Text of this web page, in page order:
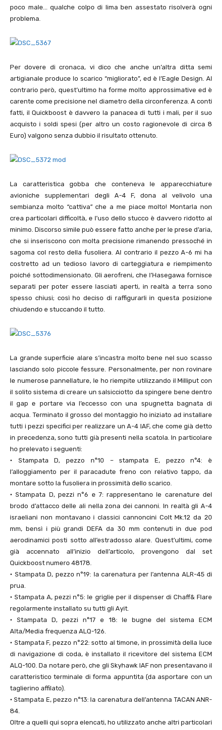
poco male… qualche colpo di lima ben assestato risolverà ogni
problema.
Per dovere di cronaca, vi dico che anche un’altra ditta semi
artigianale produce lo scarico “migliorato”, ed è l’Eagle Design. Al
contrario però, quest’ultimo ha forme molto approssimative ed è
carente come precisione nel diametro della circonferenza. A conti
fatti, il Quickboost è davvero la panacea di tutti i mali, per il suo
acquisto i soldi spesi (per altro un costo ragionevole di circa 8
Euro) valgono senza dubbio il risultato ottenuto.
La caratteristica gobba che conteneva le apparecchiature
avioniche supplementari degli A-4F, dona al velivolo una
sembianza molto “cattiva” che a me piace molto! Montarla non
crea particolari difficoltà, e l’uso dello stucco è davvero ridotto al
minimo. Discorso simile può essere fatto anche per le prese d’aria,
che si inseriscono con molta precisione rimanendo pressoché in
sagoma col resto della fusoliera. Al contrario il pezzo A-6 mi ha
costretto ad un tedioso lavoro di carteggiatura e riempimento
poiché sottodimensionato. Gli aerofreni, che l’Hasegawa fornisce
separati per poter essere lasciati aperti, in realtà a terra sono
spesso chiusi; così ho deciso di raffigurarli in questa posizione
chiudendo e stuccando il tutto.
La grande superficie alare s’incastra molto bene nel suo scasso
lasciando solo piccole fessure. Personalmente, per non rovinare
le numerose pannellature, le ho riempite utilizzando il Milliput con
il solito sistema di creare un salsicciotto da spingere bene dentro
il gap e portare via l’eccesso con una spugnetta bagnata di
acqua. Terminato il grosso del montaggio ho iniziato ad installare
tutti i pezzi specifici per realizzare un A-4 IAF, che come già detto
in precedenza, sono tutti già presenti nella scatola. In particolare
ho prelevato i seguenti:
• Stampata D, pezzo n°10 – stampata E, pezzo n°4: è
l’alloggiamento per il paracadute freno con relativo tappo, da
montare sotto la fusoliera in prossimità dello scarico.
• Stampata D, pezzi n°6 e 7: rappresentano le carenature del
brodo d’attacco delle ali nella zona dei cannoni. In realtà gli A-4
israeliani non montavano i classici cannoncini Colt Mk.12 da 20
mm, bensì i più grandi DEFA da 30 mm contenuti in due pod
aerodinamici posti sotto all’estradosso alare. Quest’ultimi, come
già accennato all’inizio dell’articolo, provengono dal set
Quickboost numero 48178
• Stampata D, pezzo n°19: la carenatura per l’antenna ALR-45 di
prua.
• Stampata A, pezzi n°5: le griglie per il dispenser di Chaff& Flare
regolarmente installato su tutti gli Ayit.
• Stampata D, pezzi n°17 e 18: le bugne del sistema ECM
Alta/Media frequenza ALQ-126
• Stampata F, pezzo n°22: sotto al timone, in prossimità della luce
di navigazione di coda, è installato il ricevitore del sistema ECM
ALQ-100 . Da notare però, che gli Skyhawk IAF non presentavano il
caratteristico terminale di forma appuntita (da asportare con un
taglierino affilato).
• Stampata E, pezzo n°13: la carenatura dell’antenna TACAN ANR-
84
Oltre a quelli qui sopra elencati, ho utilizzato anche altri particolari